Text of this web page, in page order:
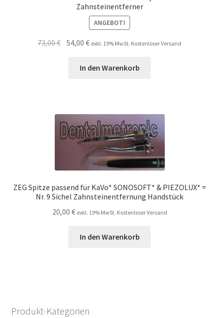
Zahnsteinentferner
ANGEBOT!
73,00€ Ursprünglicher
54,00€Aktueller
ist:
exkl. 19% MwSt. Kostenloser Versand
In den Warenkorb
ZEG Spitze passend für KaVo* SONOSOFT* & PIEZOLUX* =
Nr. 9 Sichel Zahnsteinentfernung Handstück
20,00 € exkl. 19% MwSt. Kostenloser Versand
In den Warenkorb
Produkt-Kategorien